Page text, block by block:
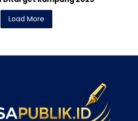
Load More